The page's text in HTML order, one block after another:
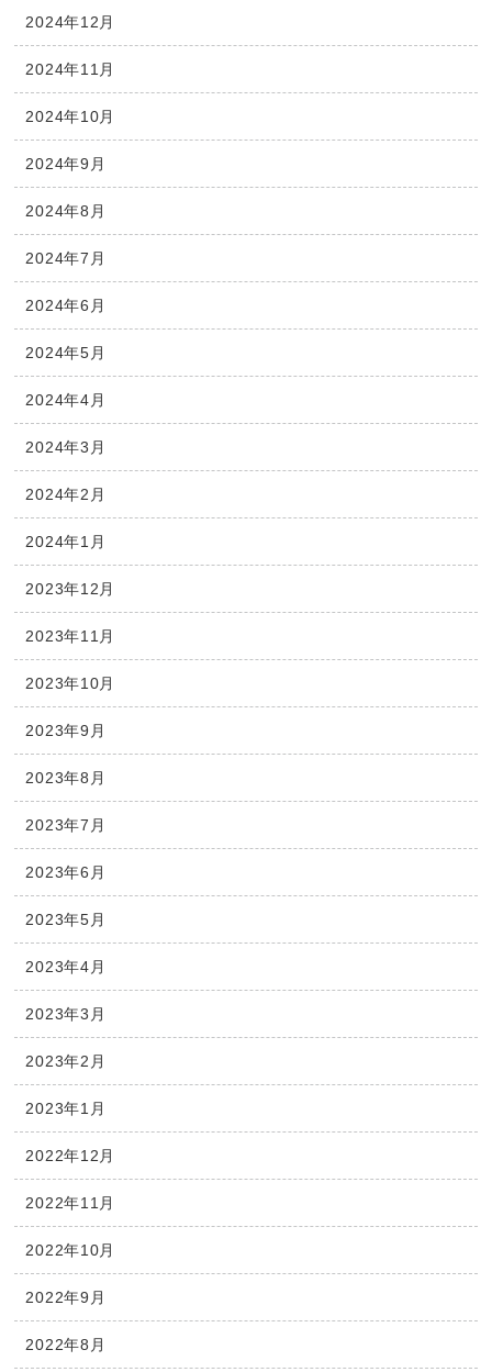
2024年12月
2024年11月
2024年10月
2024年9月
2024年8月
2024年7月
2024年6月
2024年5月
2024年4月
2024年3月
2024年2月
2024年1月
2023年12月
2023年11月
2023年10月
2023年9月
2023年8月
2023年7月
2023年6月
2023年5月
2023年4月
2023年3月
2023年2月
2023年1月
2022年12月
2022年11月
2022年10月
2022年9月
2022年8月